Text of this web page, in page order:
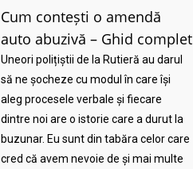
Cum contești o amendă
auto abuzivă – Ghid complet
Uneori polițiștii de la Rutieră au darul
să ne șocheze cu modul în care își
aleg procesele verbale și fiecare
dintre noi are o istorie care a durut la
buzunar. Eu sunt din tabăra celor care
cred că avem nevoie de și mai multe